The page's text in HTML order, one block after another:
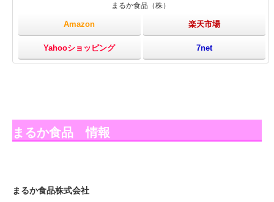
まるか食品（株）
Amazon 楽天市場
Yahooショッピング 7net
まるか食品 情報
まるか食品株式会社